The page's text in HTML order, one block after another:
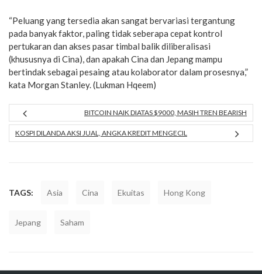
“Peluang yang tersedia akan sangat bervariasi tergantung
pada banyak faktor, paling tidak seberapa cepat kontrol
pertukaran dan akses pasar timbal balik diliberalisasi
(khususnya di Cina), dan apakah Cina dan Jepang mampu
bertindak sebagai pesaing atau kolaborator dalam prosesnya,”
kata Morgan Stanley. (Lukman Hqeem)
BITCOIN NAIK DIATAS $9000, MASIH TREN BEARISH
KOSPI DILANDA AKSI JUAL, ANGKA KREDIT MENGECIL
TAGS: Asia Cina Ekuitas Hong Kong
Jepang Saham